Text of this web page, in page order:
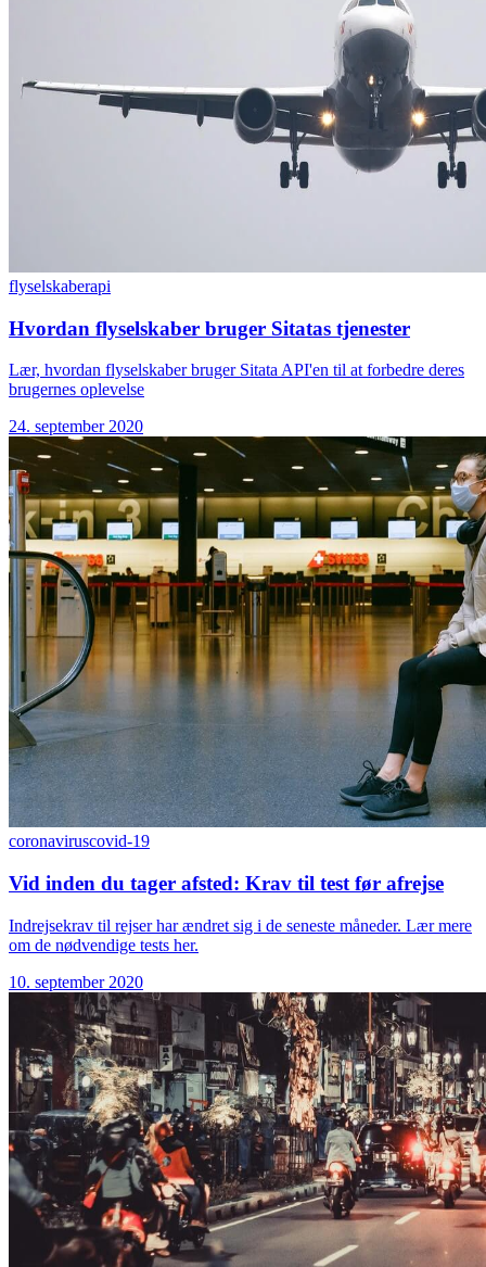
flyselskaberapi
Hvordan flyselskaber bruger Sitatas tjenester
Lær, hvordan flyselskaber bruger Sitata API'en til at forbedre deres
brugernes oplevelse
24. september 2020
coronaviruscovid-19
Vid inden du tager afsted: Krav til test før afrejse
Indrejsekrav til rejser har ændret sig i de seneste måneder. Lær mere
om de nødvendige tests her.
10. september 2020